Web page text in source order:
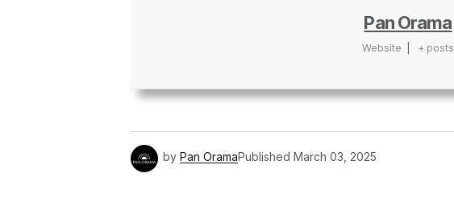
Pan Orama
Website + posts
by Pan OramaPublished March 03, 2025